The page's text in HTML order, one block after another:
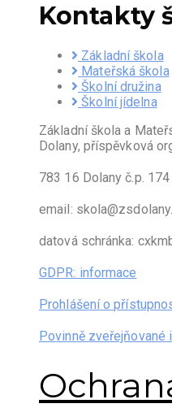
Kontakty
Základní škola
Mateřská škola
Školní družina
Školní jídelna
Základní škola a
Dolany, příspěvková
783 16 Dolany č.p.
email:
datová schránka:
GDPR: informace
Prohlášení o
Povinně zveřejňované